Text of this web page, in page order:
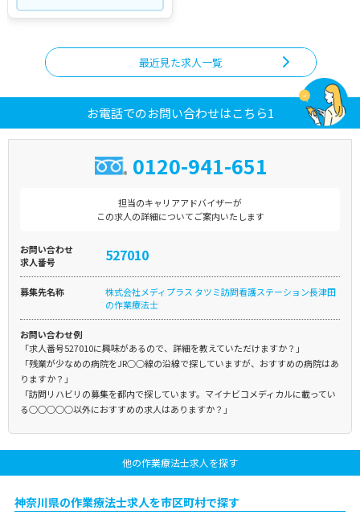
最近見た求人一覧
お電話でのお問い合わせはこちら1
0120-941-651
担当のキャリアアドバイザーが
この求人の詳細についてご案内いたします
お問い合わせ
求人番号
527010
募集先名称
株式会社メディプラス タツミ訪問看護ステーション長津田
の作業療法士
お問い合わせ例
「求人番号527010に興味があるので、詳細を教えていただけますか？」
「残業が少なめの病院をJR○○線の沿線で探していますが、おすすめの病院はあ
りますか？」
「訪問リハビリの募集を都内で探しています。マイナビコメディカルに載ってい
る○○○○○以外におすすめの求人はありますか？」
他の作業療法士求人を探す
神奈川県の作業療法士求人を市区町村で探す